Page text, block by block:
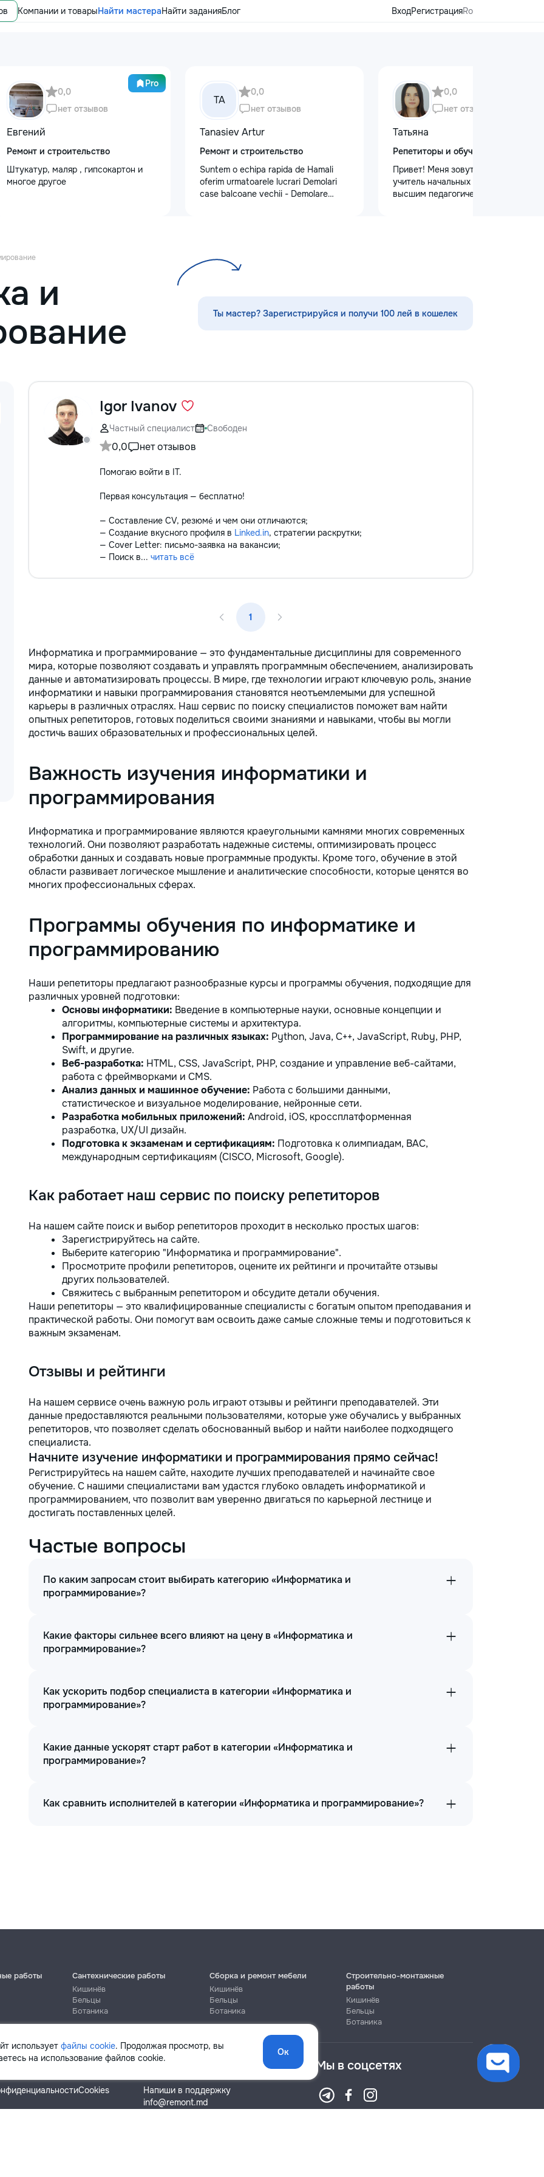
Компании и товарыНайти мастераНайти заданияБлог ВходРегистрацияRo
Pro
0,0
нет отзывов
Евгений
Ремонт и строительство
Штукатур, маляр , гипсокартон и
многое другое
TA
0,0
нет отзывов
Tanasiev Artur
Ремонт и строительство
Suntem o echipa rapida de Hamali
oferim urmatoarele lucrari Demolari
case balcoane vechii - Demolare
Demontat parchet,sapă,teracota -
0,0
нет отзывов
Татьяна
Репетиторы и обучение
Привет! Меня зовут Татьяна Я —
учитель начальных классов с
высшим педагогическим и
письму ✨ интересные игровые
письму ⭐️ работа с трудностями в
и
Ты мастер? Зарегистрируйся и получи 100 лей в кошелек
Igor Ivanov
Частный специалист Свободен
0,0 нет отзывов
Помогаю войти в IT.
Первая консультация — бесплатно!
— Составление CV, резюмé и чем они отличаются;
— Создание вкусного профиля в Linked.in, стратегии раскрутки;
— Cover Letter: письмо-заявка на вакансии;
— Поиск в... читать всё
1
Информатика и программирование — это фундаментальные дисциплины для современного
мира, которые позволяют создавать и управлять программным обеспечением, анализировать
данные и автоматизировать процессы. В мире, где технологии играют ключевую роль, знание
информатики и навыки программирования становятся неотъемлемыми для успешной
карьеры в различных отраслях. Наш сервис по поиску специалистов поможет вам найти
опытных репетиторов, готовых поделиться своими знаниями и навыками, чтобы вы могли
достичь ваших образовательных и профессиональных целей.
Важность изучения информатики и
программирования
Информатика и программирование являются краеугольными камнями многих современных
технологий. Они позволяют разработать надежные системы, оптимизировать процесс
обработки данных и создавать новые программные продукты. Кроме того, обучение в этой
области развивает логическое мышление и аналитические способности, которые ценятся во
многих профессиональных сферах.
Программы обучения по информатике и
программированию
Наши репетиторы предлагают разнообразные курсы и программы обучения, подходящие для
различных уровней подготовки:
Основы информатики: Введение в компьютерные науки, основные концепции и
алгоритмы, компьютерные системы и архитектура.
Программирование на различных языках: Python, Java, C++, JavaScript, Ruby, PHP,
Swift, и другие.
Веб-разработка: HTML, CSS, JavaScript, PHP, создание и управление веб-сайтами,
работа с фреймворками и CMS.
Анализ данных и машинное обучение: Работа с большими данными,
статистическое и визуальное моделирование, нейронные сети.
Разработка мобильных приложений: Android, iOS, кроссплатформенная
разработка, UX/UI дизайн.
Подготовка к экзаменам и сертификациям: Подготовка к олимпиадам, BAC,
международным сертификациям (CISCO, Microsoft, Google).
Как работает наш сервис по поиску репетиторов
На нашем сайте поиск и выбор репетиторов проходит в несколько простых шагов:
Зарегистрируйтесь на сайте.
Выберите категорию "Информатика и программирование".
Просмотрите профили репетиторов, оцените их рейтинги и прочитайте отзывы
других пользователей.
Свяжитесь с выбранным репетитором и обсудите детали обучения.
Наши репетиторы — это квалифицированные специалисты с богатым опытом преподавания и
практической работы. Они помогут вам освоить даже самые сложные темы и подготовиться к
важным экзаменам.
Отзывы и рейтинги
На нашем сервисе очень важную роль играют отзывы и рейтинги преподавателей. Эти
данные предоставляются реальными пользователями, которые уже обучались у выбранных
репетиторов, что позволяет сделать обоснованный выбор и найти наиболее подходящего
специалиста.
Начните изучение информатики и программирования прямо сейчас!
Регистрируйтесь на нашем сайте, находите лучших преподавателей и начинайте свое
обучение. С нашими специалистами вам удастся глубоко овладеть информатикой и
программированием, что позволит вам уверенно двигаться по карьерной лестнице и
достигать поставленных целей.
Частые вопросы
По каким запросам стоит выбирать категорию «Информатика и
программирование»?
Какие факторы сильнее всего влияют на цену в «Информатика и
программирование»?
Как ускорить подбор специалиста в категории «Информатика и
программирование»?
Какие данные ускорят старт работ в категории «Информатика и
программирование»?
Как сравнить исполнителей в категории «Информатика и программирование»?
использует файлы cookie. Продолжая просмотр, вы
на использование файлов cookie.
Ок
работы
Сантехнические работы
Кишинёв
Бельцы
Ботаника
Сборка и ремонт мебели
Кишинёв
Бельцы
Ботаника
Строительно-монтажные
работы
Кишинёв
Бельцы
Ботаника
Cookies
Помощь
Напиши в поддержку
info@remont.md
Мы в соцсетях